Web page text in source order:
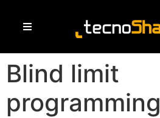
Blind limit
programming